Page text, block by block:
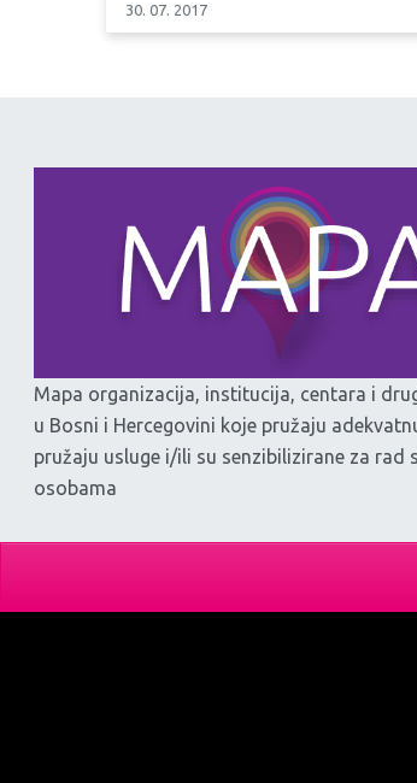
30. 07. 2017
Mapa organizacija, institucija, centara i
u Bosni i Hercegovini koje pružaju
pružaju usluge i/ili su senzibilizirane za rad
osobama